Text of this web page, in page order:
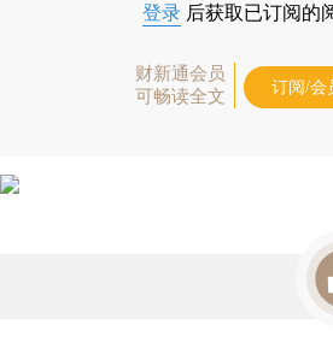
登录 后获取已订阅的
财新通会员
可畅读全文
订阅/会